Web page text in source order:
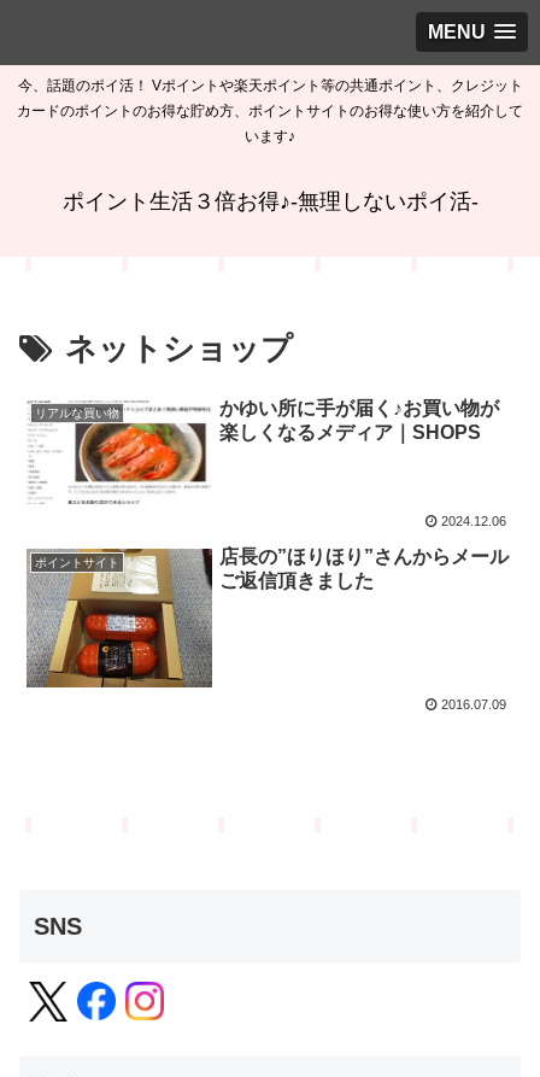
MENU
今、話題のポイ活！ Vポイントや楽天ポイント等の共通ポイント、クレジット
カードのポイントのお得な貯め方、ポイントサイトのお得な使い方を紹介して
います♪
ポイント生活３倍お得♪-無理しないポイ活-
ネットショップ
リアルな買い物
かゆい所に手が届く♪お買い物が
楽しくなるメディア｜SHOPS
2024.12.06
ポイントサイト
店長の”ほりほり”さんからメール
ご返信頂きました
2016.07.09
SNS